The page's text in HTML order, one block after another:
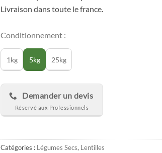
Livraison dans toute le france.
Conditionnement :
1kg 5kg 25kg
Demander un devis
Catégories : Légumes Secs, Lentilles